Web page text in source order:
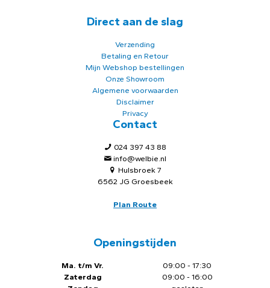
Direct aan de slag
Verzending
Betaling en Retour
Mijn Webshop bestellingen
Onze Showroom
Algemene voorwaarden
Disclaimer
Privacy
Contact
024 397 43 88
info@welbie.nl
Hulsbroek 7
6562 JG Groesbeek
Plan Route
Openingstijden
Ma. t/m Vr.
Zaterdag
09:00 - 17:30
09:00 - 16:00